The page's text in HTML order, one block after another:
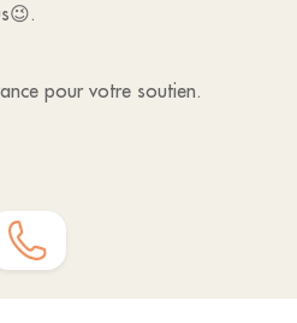
pour votre soutien.